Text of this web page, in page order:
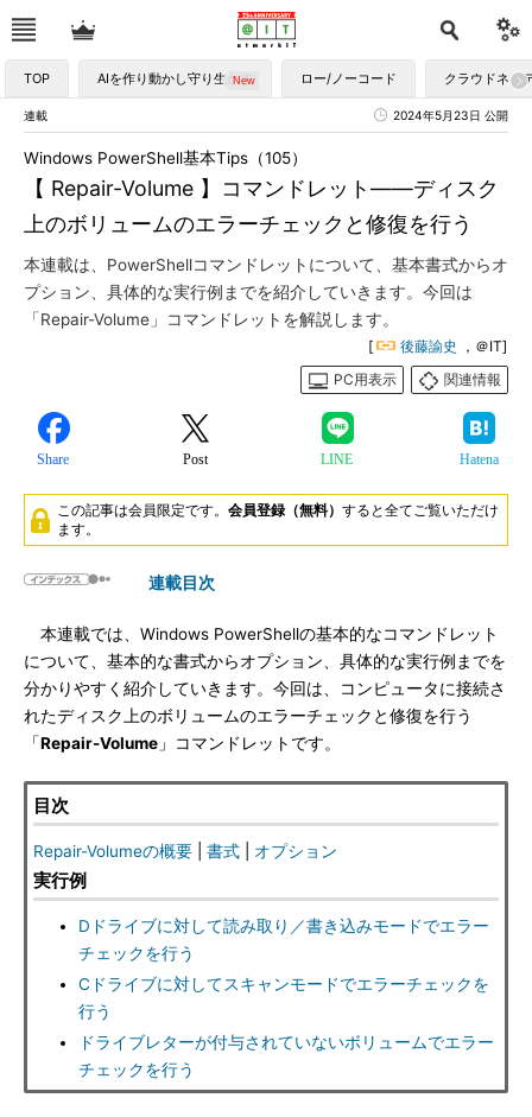
TOP AIを作り動かし守り生かす ロー/ノーコード クラウドネイ
連載 2024年5月23日 公開
【 Repair-Volume 】コマンドレット――ディスク
上のボリュームのエラーチェックと修復を行う
Windows PowerShell基本Tips（105）
本連載は、PowerShellコマンドレットについて、基本書式からオ
プション、具体的な実行例までを紹介していきます。今回は
「Repair-Volume」コマンドレットを解説します。
[ 後藤諭史
，＠IT]
PC用表示
関連情報
Share Post LINE Hatena
この記事は会員限定です。 会員登録（無料） すると全てご覧いただけ
ます。
連載目次
本連載では、Windows PowerShellの基本的なコマンドレット
について、基本的な書式からオプション、具体的な実行例までを
分かりやすく紹介していきます。今回は、コンピュータに接続さ
れたディスク上のボリュームのエラーチェックと修復を行う
「Repair-Volume 」コマンドレットです。
目次
Repair-Volumeの概要 書式 オプション
実行例
Dドライブに対して読み取り／書き込みモードでエラー
チェックを行う
Cドライブに対してスキャンモードでエラーチェックを
行う
ドライブレターが付与されていないボリュームでエラー
チェックを行う